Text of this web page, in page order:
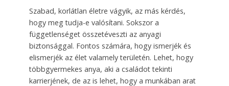
Szabad, korlátlan életre vágyik, az más kérdés,
hogy meg tudja-e valósítani. Sokszor a
függetlenséget összetéveszti az anyagi
biztonsággal. Fontos számára, hogy ismerjék és
elismerjék az élet valamely területén. Lehet, hogy
többgyermekes anya, aki a családot tekinti
karrierjének, de az is lehet, hogy a munkában arat